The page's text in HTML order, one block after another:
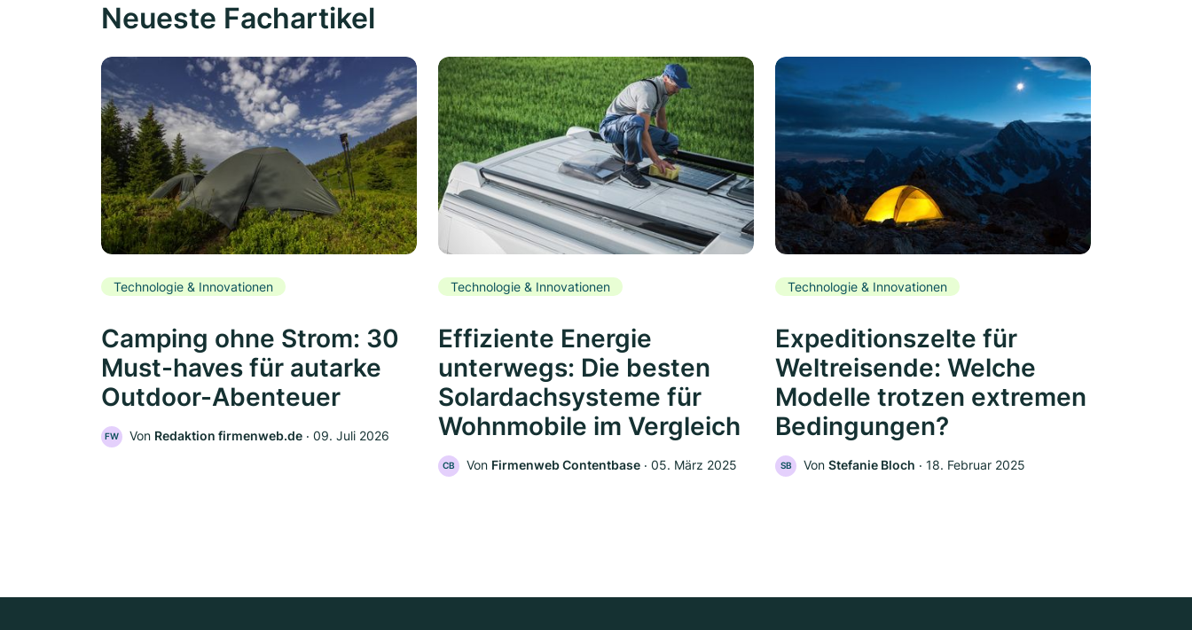
Neueste Fachartikel
Technologie & Innovationen
Camping ohne Strom: 30
Must-haves für autarke
Outdoor-Abenteuer
FW Von Redaktion firmenweb.de ‧ 09. Juli 2026
Technologie & Innovationen
Effiziente Energie
unterwegs: Die besten
Solardachsysteme für
Wohnmobile im Vergleich
CB Von Firmenweb Contentbase ‧ 05. März 2025
Technologie & Innovationen
Expeditionszelte für
Weltreisende: Welche
Modelle trotzen extremen
Bedingungen?
SB Von Stefanie Bloch ‧ 18. Februar 2025